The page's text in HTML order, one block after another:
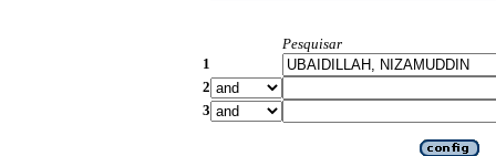
Pesquisar
1
2
3